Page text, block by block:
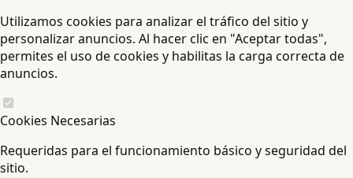
Utilizamos cookies para analizar el tráfico del sitio y
personalizar anuncios. Al hacer clic en "Aceptar todas",
permites el uso de cookies y habilitas la carga correcta de
anuncios.
Cookies Necesarias
Requeridas para el funcionamiento básico y seguridad del
sitio.